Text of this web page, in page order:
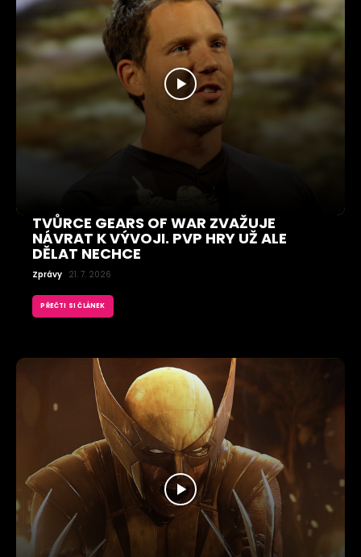
TVŮRCE GEARS OF WAR ZVAŽUJE
NÁVRAT K VÝVOJI. PVP HRY UŽ ALE
DĚLAT NECHCE
Zprávy 21. 7. 2026
PŘEČTI SI ČLÁNEK